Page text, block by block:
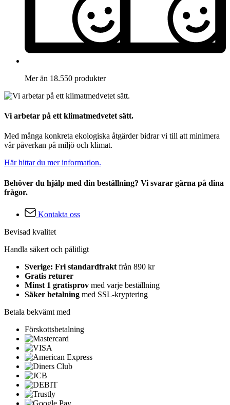
Mer än 18.550 produkter
Vi arbetar på ett klimatmedvetet sätt.
Med många konkreta ekologiska åtgärder bidrar vi till att minimera
vår påverkan på miljö och klimat.
Här hittar du mer information.
Behöver du hjälp med din beställning? Vi svarar gärna på dina
frågor.
Kontakta oss
Bevisad kvalitet
Handla säkert och pålitligt
Sverige: Fri standardfrakt från 890 kr
Gratis returer
Minst 1 gratisprov med varje beställning
Säker betalning med SSL-kryptering
Betala bekvämt med
Förskottsbetalning